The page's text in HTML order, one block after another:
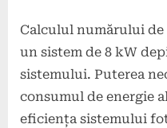
Calculul numărului
un sistem de 8 kW
sistemului. Puterea
consumul de energie
eficiența sistemului